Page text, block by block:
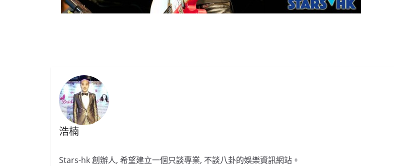
浩楠
Stars-hk 創辦人, 希望建立一個只談專業, 不談八卦的娛樂資訊網站。